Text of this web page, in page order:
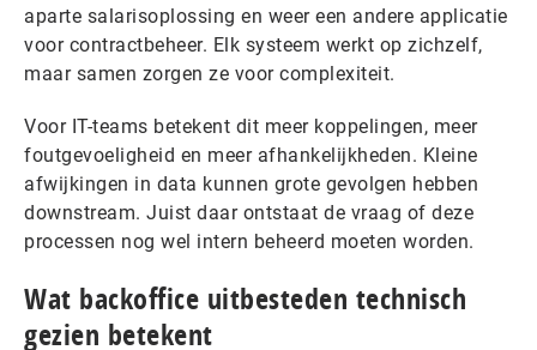
aparte salarisoplossing en weer een andere applicatie
voor contractbeheer. Elk systeem werkt op zichzelf,
maar samen zorgen ze voor complexiteit.
Voor IT-teams betekent dit meer koppelingen, meer
foutgevoeligheid en meer afhankelijkheden. Kleine
afwijkingen in data kunnen grote gevolgen hebben
downstream. Juist daar ontstaat de vraag of deze
processen nog wel intern beheerd moeten worden.
Wat backoffice uitbesteden technisch
gezien betekent